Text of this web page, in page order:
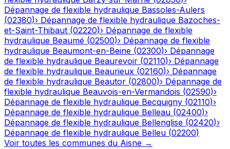
Dépannage de flexible hydraulique Bassoles-Aulers
(02380)› Dépannage de flexible hydraulique Bazoches-
et-Saint-Thibaut (02220)› Dépannage de flexible
hydraulique Beaumé (02500)› Dépannage de flexible
hydraulique Beaumont-en-Beine (02300)› Dépannage
de flexible hydraulique Beaurevoir (02110)› Dépannage
de flexible hydraulique Beaurieux (02160)› Dépannage
de flexible hydraulique Beautor (02800)› Dépannage de
flexible hydraulique Beauvois-en-Vermandois (02590)›
Dépannage de flexible hydraulique Becquigny (02110)›
Dépannage de flexible hydraulique Belleau (02400)›
Dépannage de flexible hydraulique Bellenglise (02420)›
Dépannage de flexible hydraulique Belleu (02200)
Voir toutes les communes du Aisne →